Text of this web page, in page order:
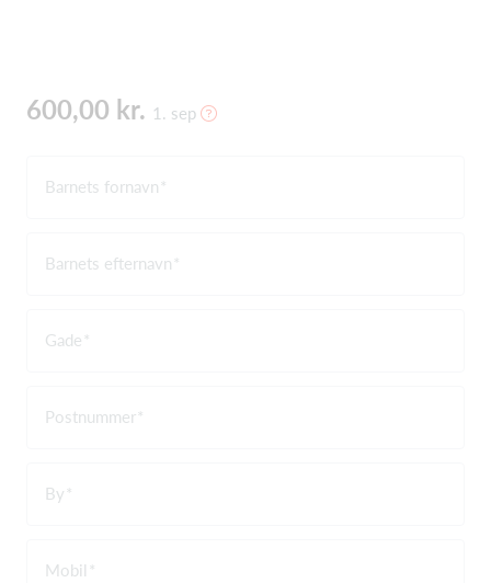
600,00 kr. 1. sep
Barnets fornavn
Barnets efternavn
Gade
Postnummer
By
Mobil